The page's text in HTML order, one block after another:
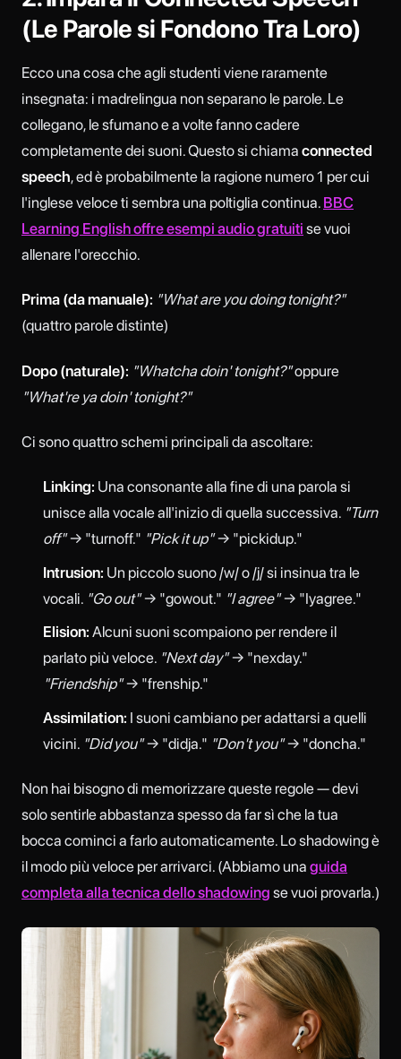
(Le Parole si Fondono Tra Loro)
Ecco una cosa che agli studenti viene raramente
insegnata: i madrelingua non separano le parole. Le
collegano, le sfumano e a volte fanno cadere
completamente dei suoni. Questo si chiama connected
speech, ed è probabilmente la ragione numero 1 per cui
l'inglese veloce ti sembra una poltiglia continua. BBC
Learning English offre esempi audio gratuiti se vuoi
allenare l'orecchio.
Prima (da manuale): "What are you doing tonight?"
(quattro parole distinte)
Dopo (naturale): "Whatcha doin' tonight?"oppure
"What're ya doin' tonight?"
Ci sono quattro schemi principali da ascoltare:
Linking: Una consonante alla fine di una parola si
unisce alla vocale all'inizio di quella successiva. "Turn
off"→ "turnoff." "Pick it up"→ "pickidup."
Intrusion: Un piccolo suono /w/ o /j/ si insinua tra le
vocali. "Go out"→ "gowout." "I agree"→ "Iyagree."
Elision: Alcuni suoni scompaiono per rendere il
parlato più veloce. "Next day"→ "nexday."
"Friendship"→ "frenship."
Assimilation: I suoni cambiano per adattarsi a quelli
vicini. "Did you"→ "didja." "Don't you"→ "doncha."
Non hai bisogno di memorizzare queste regole — devi
solo sentirle abbastanza spesso da far sì che la tua
bocca cominci a farlo automaticamente. Lo shadowing è
il modo più veloce per arrivarci. (Abbiamo una guida
completa alla tecnica dello shadowing se vuoi provarla.)